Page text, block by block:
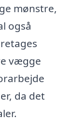
mønstre,
også
vægge
da det